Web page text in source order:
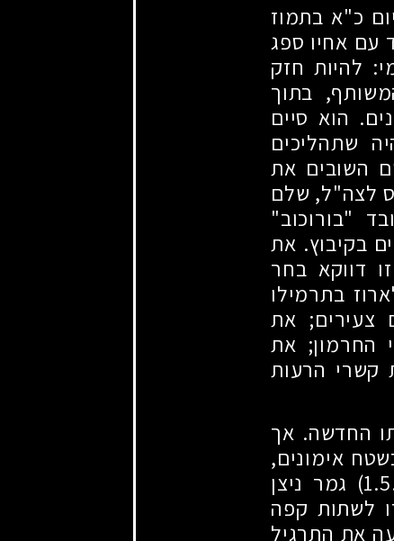
כ"א בתמוז
עם אחיו ספג
להיות חזק
בתוך
הוא סיים
שתהליכים
השובים את
לצה"ל, שלם
"בורוכוב"
בקיבוץ. את
דווקא בחר
בתרמילו
; את
החרמון; את
קשרי הרעות
החדשה. אך
אימונים,
גמר ניצן
לשתות קפה
את התרגיל